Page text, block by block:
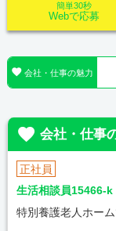
簡単30秒
Webで応募
 会社・仕事の魅力
 会社・仕事
正社員
生活相談員15466-k
特別養護老人ホー